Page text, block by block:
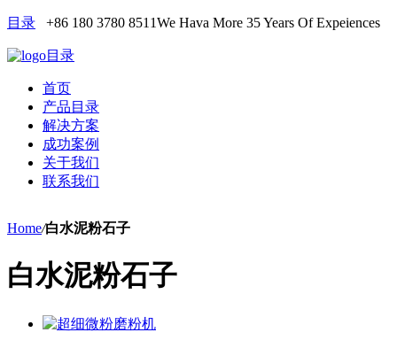
目录 +86 180 3780 8511We Hava More 35 Years Of Expeiences
目录
首页
产品目录
解决方案
成功案例
关于我们
联系我们
Home/白水泥粉石子
白水泥粉石子